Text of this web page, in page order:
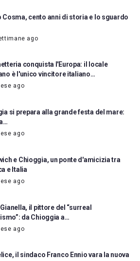
Cosma, cento anni di storia e lo sguardo
ago
conquista l'Europa: il locale
è l'unico vincitore italiano…
ago
si prepara alla grande festa del mare:
ago
e Chioggia, un ponte d'amicizia tra
e Italia
ago
il pittore del “surreal
da Chioggia a…
ago
il sindaco Franco Ennio vara la nuova